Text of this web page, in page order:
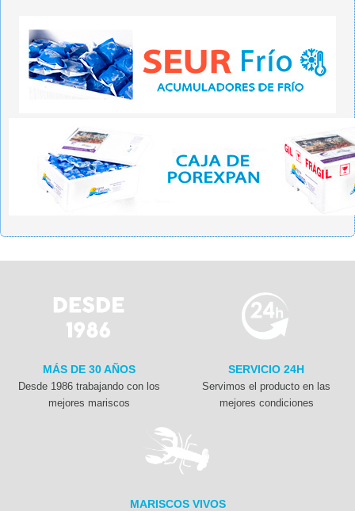
MÁS DE 30 AÑOS
Desde 1986 trabajando con los
mejores mariscos
SERVICIO 24H
Servimos el producto en las
mejores condiciones
MARISCOS VIVOS